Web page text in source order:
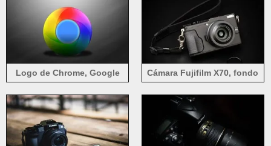
Logo de Chrome, Google
Cámara Fujifilm X70, fondo